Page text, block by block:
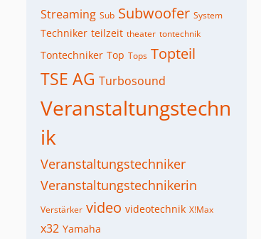
Streaming Sub Subwoofer System
Techniker teilzeit theater tontechnik
Tontechniker Top Tops Topteil
TSE AG Turbosound
Veranstaltungstechn
ik
Veranstaltungstechniker
Veranstaltungstechnikerin
Verstärker video videotechnik X!Max
x32 Yamaha